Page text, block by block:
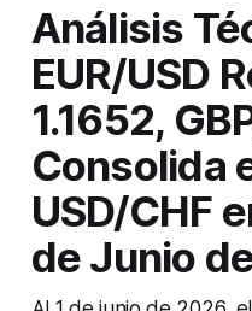
Análisis
EUR/USD
1.1652,
Consolida
USD/CHF
de Junio